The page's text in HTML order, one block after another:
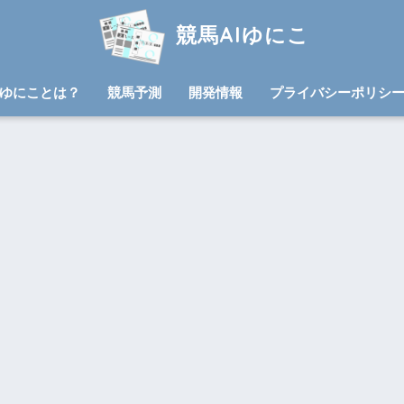
競馬AIゆにこ
ゆにことは？ 競馬予測 開発情報 プライバシーポリシ